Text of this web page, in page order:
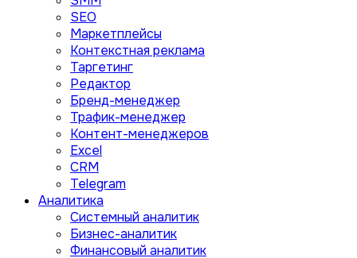
SEO
Маркетплейсы
Контекстная реклама
Таргетинг
Редактор
Бренд-менеджер
Трафик-менеджер
Контент-менеджеров
Excel
CRM
Telegram
Аналитика
Системный аналитик
Бизнес-аналитик
Финансовый аналитик